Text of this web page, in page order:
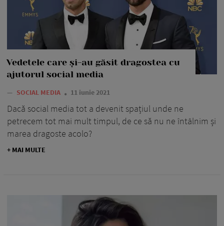
Vedetele care și-au găsit dragostea cu
ajutorul social media
— SOCIAL MEDIA 11 iunie 2021
Dacă social media tot a devenit spațiul unde ne
petrecem tot mai mult timpul, de ce să nu ne întâlnim și
marea dragoste acolo?
+ MAI MULTE